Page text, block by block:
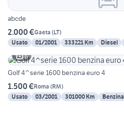
abcde
2.000 €Gaeta (LT)
Usato
01/2001 333221 Km Diesel
6
Golf 4^serie 1600 benzina euro 4
1.500 €Roma (RM)
Usato
03/2001 301000 Km Benzina